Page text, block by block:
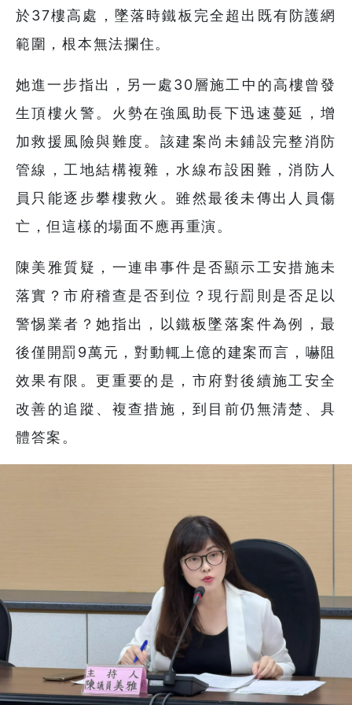
於37樓高處，墜落時鐵板完全超出既有防護網
範圍，根本無法攔住。
她進一步指出，另一處30層施工中的高樓曾發
生頂樓火警。火勢在強風助長下迅速蔓延，增
加救援風險與難度。該建案尚未鋪設完整消防
管線，工地結構複雜，水線布設困難，消防人
員只能逐步攀樓救火。雖然最後未傳出人員傷
亡，但這樣的場面不應再重演。
陳美雅質疑，一連串事件是否顯示工安措施未
落實？市府稽查是否到位？現行罰則是否足以
警惕業者？她指出，以鐵板墜落案件為例，最
後僅開罰9萬元，對動輒上億的建案而言，嚇阻
效果有限。更重要的是，市府對後續施工安全
改善的追蹤、複查措施，到目前仍無清楚、具
體答案。